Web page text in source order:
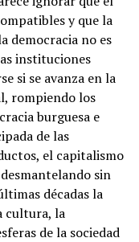
y que la
democracia no es
instituciones
si se avanza en la
rompiendo los
burguesa e
de las
el capitalismo
sin
décadas la
cultura, la
de la sociedad